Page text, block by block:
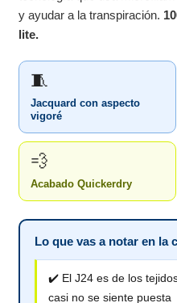
y ayudar a la transpiración.
lite.
🧵
Jacquard con aspecto
vigoré
💨
Acabado Quickerdry
Lo que vas a notar en la
✔️ El J24 es de los
casi no se siente puesta